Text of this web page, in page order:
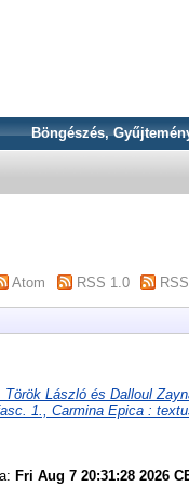
Böngészés,
Atom RSS 1.0
Török László és Dalloul
1., Carmina Epica :
Fri Aug 7 20:31:28 2026